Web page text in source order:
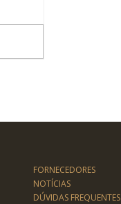
FORNECEDORES
NOTÍCIAS
DÚVIDAS FREQUENTES